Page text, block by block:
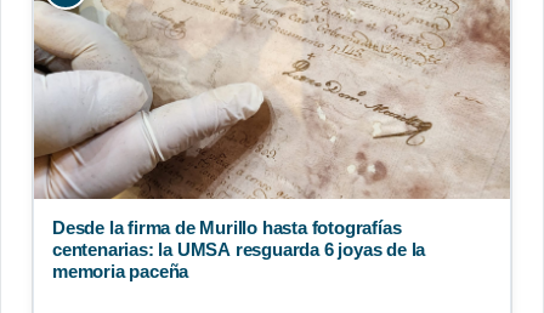
Desde la firma de Murillo hasta fotografías
centenarias: la UMSA resguarda 6 joyas de la
memoria paceña